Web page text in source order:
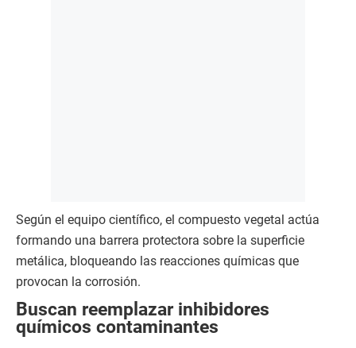
Según el equipo científico, el compuesto vegetal actúa
formando una barrera protectora sobre la superficie
metálica, bloqueando las reacciones químicas que
provocan la corrosión.
Buscan reemplazar inhibidores
químicos contaminantes